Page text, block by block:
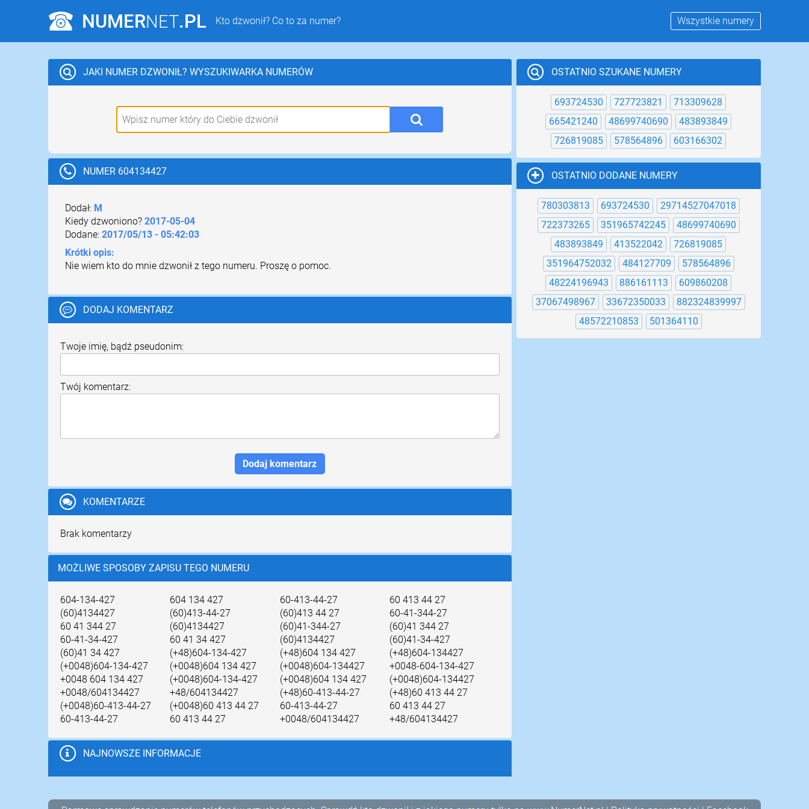
NUMERNET.PL Kto dzwonił? Co to za numer? Wszystkie numery
JAKI NUMER DZWONIŁ? WYSZUKIWARKA NUMERÓW
NUMER 604134427
Dodał: M
Kiedy dzwoniono? 2017-05-04
Dodane: 2017/05/13 - 05:42:03
Krótki opis:
Nie wiem kto do mnie dzwonił z tego numeru. Proszę o pomoc.
DODAJ KOMENTARZ
Twoje imię, bądź pseudonim:
Twój komentarz:
KOMENTARZE
Brak komentarzy
MOŻLIWE SPOSOBY ZAPISU TEGO NUMERU
604-134-427 604 134 427 60-413-44-27
60 413 44 27
(60)4134427
(60)413-44-27 (60)413 44 27
60-41-344-27
60 41 344 27
(60)4134427 (60)41-344-27
(60)41 344 27
60-41-34-427
60 41 34 427 (60)4134427
(60)41-34-427
(60)41 34 427
(+48)604-134-427 (+48)604 134 427
(+48)604-134427
(+0048)604-134-427
(+0048)604 134 427 (+0048)604-134427
+0048-604-134-427
+0048 604 134 427
(+0048)604-134-427 (+0048)604 134 427
(+0048)604-134427
+0048/604134427
+48/604134427 (+48)60-413-44-27
(+48)60 413 44 27
(+0048)60-413-44-27
(+0048)60 413 44 27 60-413-44-27
60 413 44 27
60-413-44-27
60 413 44 27 +0048/604134427 +48/604134427
NAJNOWSZE INFORMACJE
OSTATNIO SZUKANE NUMERY
693724530 727723821
713309628
665421240
48699740690
483893849
726819085
578564896 603166302
OSTATNIO DODANE NUMERY
780303813 693724530
29714527047018
722373265
351965742245
48699740690
483893849
413522042
726819085
351964752032
484127709
578564896
48224196943
886161113
609860208
37067498967
33672350033
882324839997
48572210853
501364110